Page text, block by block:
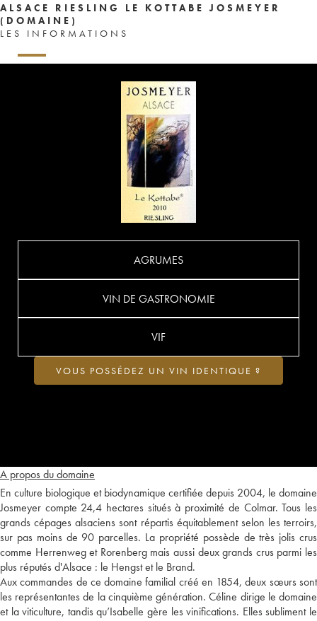
ALSACE RIESLING LE KOTTABE JOSMEYER
(DOMAINE)
LES INFORMATIONS
A propos du domaine
En culture biologique et biodynamique certifiée depuis 2004, le domaine
Josmeyer compte 24,4 hectares situés à proximité de Colmar. Tous les
grands cépages alsaciens sont répartis équitablement selon les terroirs,
sur pas moins de 90 parcelles. La propriété possède de très jolis crus
comme Herrenweg et Rorenberg mais aussi deux grands crus parmi les
plus réputés d'Alsace : le Hengst et le Brand.
Aux commandes de ce domaine familial créé en 1854, deux sœurs sont
les représentantes de la cinquième génération. Céline dirige le domaine
et la viticulture, tandis qu’Isabelle gère les vinifications. Elles subliment le
AGRUMES
VIN DE GASTRONOMIE
VIF
VOUS POSSÉDEZ UN VIN IDENTIQUE ?